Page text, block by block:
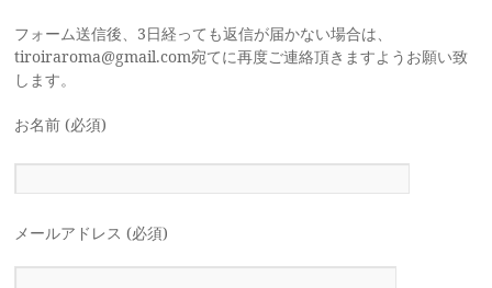
フォーム送信後、3日経っても返信が届かない場合は、
tiroiraroma@gmail.com宛てに再度ご連絡頂きますようお願い致
します。
お名前 (必須)
メールアドレス (必須)